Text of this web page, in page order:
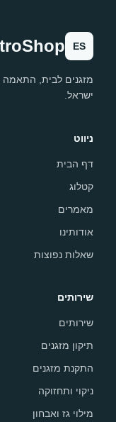
ES
מזגנים לבית, התאמה
ישראל.
ניווט
דף הבית
קטלוג
מאמרים
אודותינו
שאלות נפוצות
שירותים
שירותים
תיקון מזגנים
התקנת מזגנים
ניקוי ותחזוקה
מילוי גז ואבחון